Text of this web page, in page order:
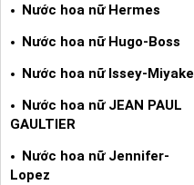
Nước hoa nữ Hermes
Nước hoa nữ Hugo-Boss
Nước hoa nữ Issey-Miyake
Nước hoa nữ JEAN PAUL
GAULTIER
Nước hoa nữ Jennifer-
Lopez